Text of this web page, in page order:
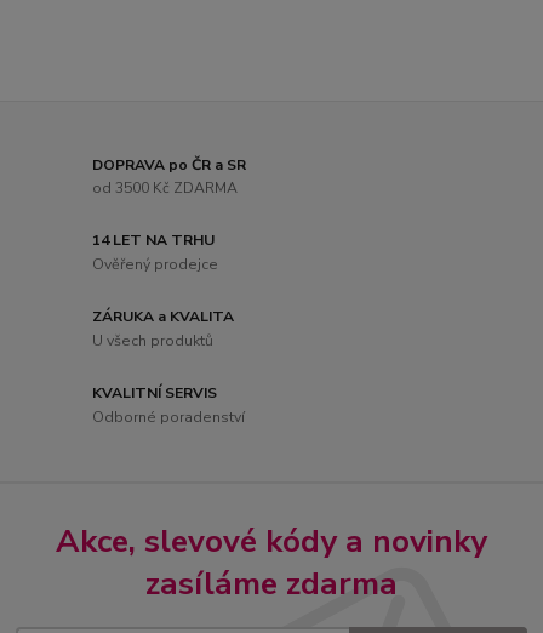
DOPRAVA po ČR a SR
od 3500 Kč ZDARMA
14 LET NA TRHU
Ověřený prodejce
ZÁRUKA a KVALITA
U všech produktů
KVALITNÍ SERVIS
Odborné poradenství
Akce, slevové kódy a novinky
zasíláme zdarma